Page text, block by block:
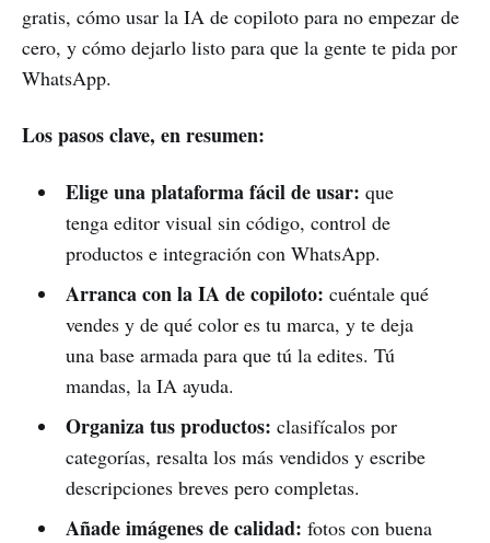
gratis, cómo usar la IA de copiloto para no empezar de
cero, y cómo dejarlo listo para que la gente te pida por
WhatsApp.
Los pasos clave, en resumen:
Elige una plataforma fácil de usar: que
tenga editor visual sin código, control de
productos e integración con WhatsApp.
Arranca con la IA de copiloto: cuéntale qué
vendes y de qué color es tu marca, y te deja
una base armada para que tú la edites. Tú
mandas, la IA ayuda.
Organiza tus productos: clasifícalos por
categorías, resalta los más vendidos y escribe
descripciones breves pero completas.
Añade imágenes de calidad: fotos con buena